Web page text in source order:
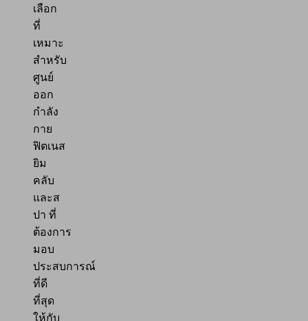
เลือก
ที่
เหมาะ
สำหรับ
ศูนย์
ออก
กำลัง
กาย
ฟิตเนส
ยิม
คลับ
และส
ปา ที่
ต้องการ
มอบ
ประสบการณ์
ที่ดี
ที่สุด
ให้กับ